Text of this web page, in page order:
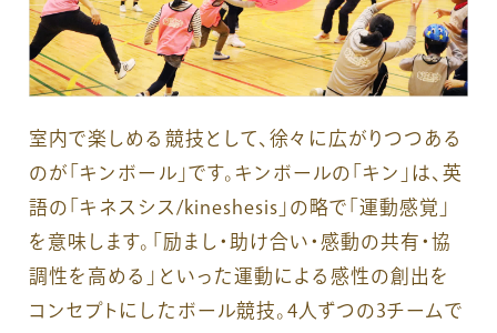
室内で楽しめる競技として、徐々に広がりつつある
のが「キンボール」です。キンボールの「キン」は、英
語の「キネスシス/kineshesis」の略で「運動感覚」
を意味します。「励まし・助け合い・感動の共有・協
調性を高める」といった運動による感性の創出を
コンセプトにしたボール競技。4人ずつの3チームで